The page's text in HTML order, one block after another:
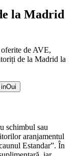
la Madrid
de AVE,
de la Madrid la
schimbul sau
aranjamentul
Estandar”. În